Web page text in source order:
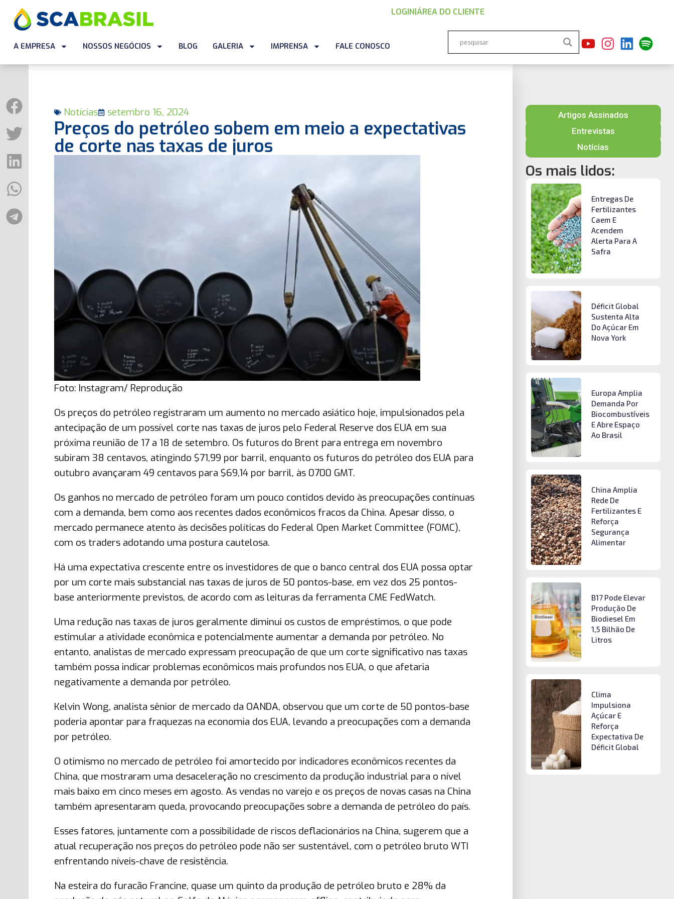
LOGIN |ÁREA DO CLIENTE
A EMPRESA NOSSOS NEGÓCIOS BLOG GALERIA IMPRENSA FALE CONOSCO
Notícias setembro 16, 2024
Preços do petróleo sobem em meio a expectativas
de corte nas taxas de juros
Foto: Instagram/ Reprodução
Os preços do petróleo registraram um aumento no mercado asiático hoje, impulsionados pela
antecipação de um possível corte nas taxas de juros pelo Federal Reserve dos EUA em sua
próxima reunião de 17 a 18 de setembro. Os futuros do Brent para entrega em novembro
subiram 38 centavos, atingindo $71,99 por barril, enquanto os futuros do petróleo dos EUA para
outubro avançaram 49 centavos para $69,14 por barril, às 0700 GMT.
Os ganhos no mercado de petróleo foram um pouco contidos devido às preocupações contínuas
com a demanda, bem como aos recentes dados econômicos fracos da China. Apesar disso, o
mercado permanece atento às decisões políticas do Federal Open Market Committee (FOMC),
com os traders adotando uma postura cautelosa.
Há uma expectativa crescente entre os investidores de que o banco central dos EUA possa optar
por um corte mais substancial nas taxas de juros de 50 pontos-base, em vez dos 25 pontos-
base anteriormente previstos, de acordo com as leituras da ferramenta CME FedWatch.
Uma redução nas taxas de juros geralmente diminui os custos de empréstimos, o que pode
estimular a atividade econômica e potencialmente aumentar a demanda por petróleo. No
entanto, analistas de mercado expressam preocupação de que um corte significativo nas taxas
também possa indicar problemas econômicos mais profundos nos EUA, o que afetaria
negativamente a demanda por petróleo.
Kelvin Wong, analista sênior de mercado da OANDA, observou que um corte de 50 pontos-base
poderia apontar para fraquezas na economia dos EUA, levando a preocupações com a demanda
por petróleo.
O otimismo no mercado de petróleo foi amortecido por indicadores econômicos recentes da
China, que mostraram uma desaceleração no crescimento da produção industrial para o nível
mais baixo em cinco meses em agosto. As vendas no varejo e os preços de novas casas na China
também apresentaram queda, provocando preocupações sobre a demanda de petróleo do país.
Esses fatores, juntamente com a possibilidade de riscos deflacionários na China, sugerem que a
atual recuperação nos preços do petróleo pode não ser sustentável, com o petróleo bruto WTI
enfrentando níveis-chave de resistência.
Na esteira do furacão Francine, quase um quinto da produção de petróleo bruto e 28% da
Artigos Assinados
Entrevistas
Notícias
Os mais lidos:
Entregas De
Fertilizantes
Caem E
Acendem
Alerta Para A
Safra
Déficit Global
Sustenta Alta
Do Açúcar Em
Nova York
Europa Amplia
Demanda Por
Biocombustíveis
E Abre Espaço
Ao Brasil
China Amplia
Rede De
Fertilizantes E
Reforça
Segurança
Alimentar
B17 Pode Elevar
Produção De
Biodiesel Em
1,5 Bilhão De
Litros
Clima
Impulsiona
Açúcar E
Reforça
Expectativa De
Déficit Global